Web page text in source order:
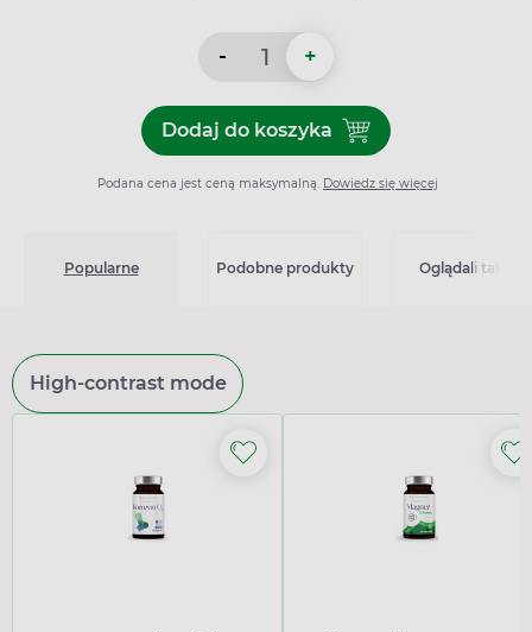
- +
Dodaj do koszykaDodaj do koszyka
Podana cena jest ceną maksymalną. Dowiedz się więcej
Popularne Podobne produkty Oglądali także
High-contrast mode